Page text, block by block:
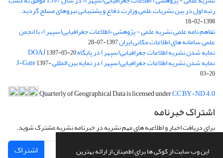
این وب سایت از کوکی ها برای اطمینان از ارائه بهترین
رتبه اول در بین نشریات علمی وزارت دفاع و پشتیبانی نیروهای مسلح گردید.
1398-02-18
تفاهم نامه علمی نشریه علمی - پژوهشی «اطلاعات جغرافیایی(سپهر)» با انجمن
علمی سامانه های اطلاعات مکانی ایران1397-07-28
نمایه شدن نشریه اطلاعات جغرافیایی(سپهر) در پایگاه DOAJ1397-05-20
نمایه شدن نشریه اطلاعات جغرافیایی(سپهر) در نمایه بین المللی J-Gate1397-
03-20
Quarterly of Geographical Data is licensed underCC BY-ND 4.0
اشتراک خبرنامه
برای دریافت اخبار و اطلاعیه های مهم نشریه در خبرنامه نشریه مشترک شوید.
اشتراک